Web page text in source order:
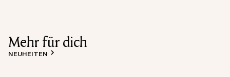
Mehr für dich
NEUHEITEN